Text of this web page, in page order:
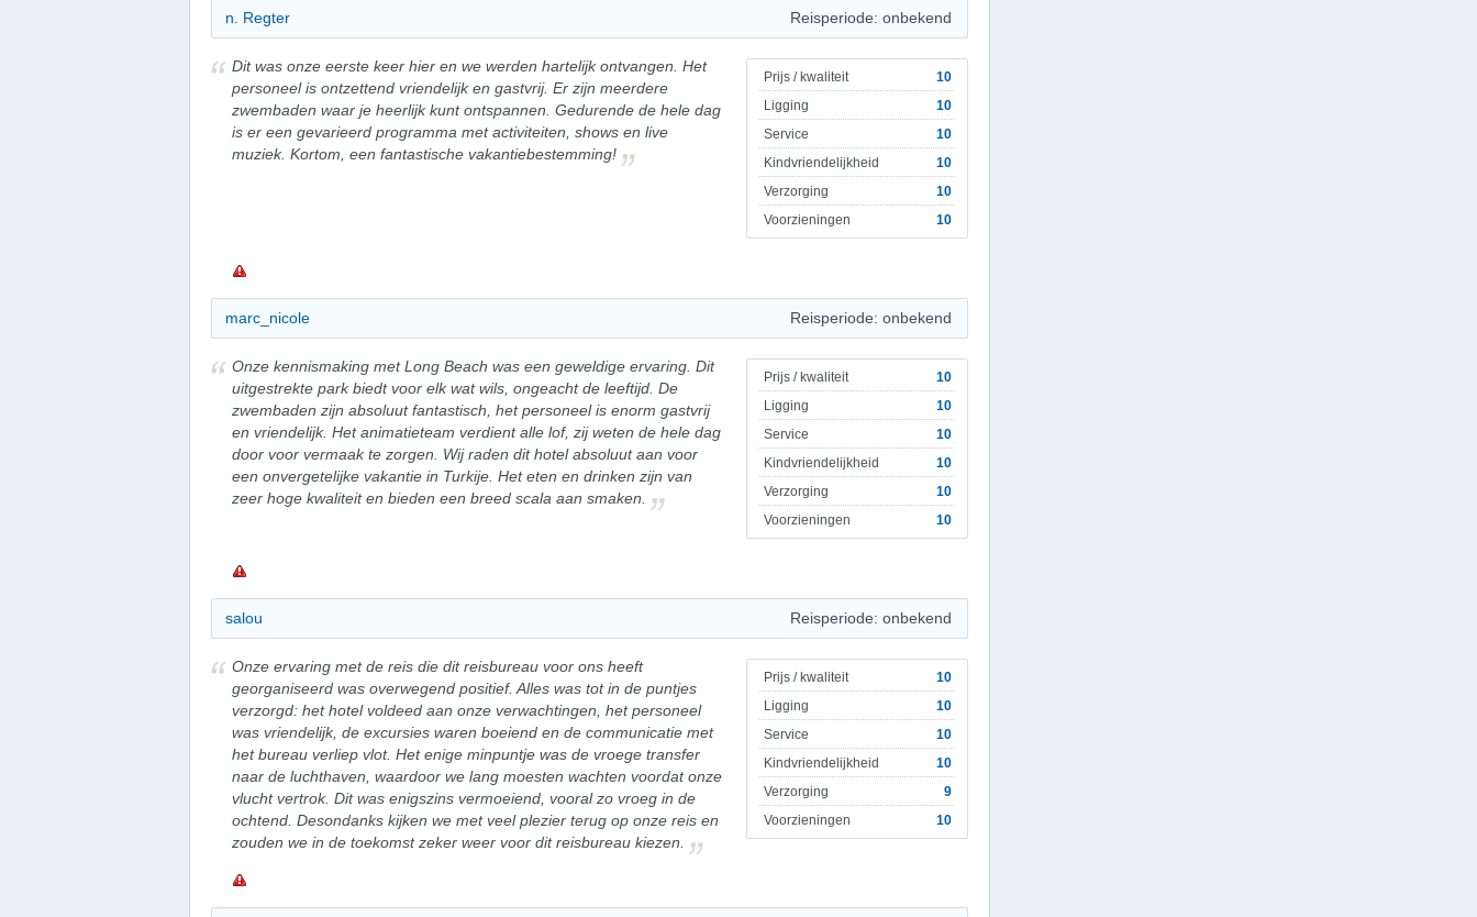
n. Regter Reisperiode: onbekend
Prijs / kwaliteit
10
Ligging
10
Service
10
Kindvriendelijkheid
10
Verzorging
10
Voorzieningen
10
Dit was onze eerste keer hier en we werden hartelijk ontvangen. Het
personeel is ontzettend vriendelijk en gastvrij. Er zijn meerdere
zwembaden waar je heerlijk kunt ontspannen. Gedurende de hele dag
is er een gevarieerd programma met activiteiten, shows en live
muziek. Kortom, een fantastische vakantiebestemming!
marc_nicole Reisperiode: onbekend
Prijs / kwaliteit
10
Ligging
10
Service
10
Kindvriendelijkheid
10
Verzorging
10
Voorzieningen
10
Onze kennismaking met Long Beach was een geweldige ervaring. Dit
uitgestrekte park biedt voor elk wat wils, ongeacht de leeftijd. De
zwembaden zijn absoluut fantastisch, het personeel is enorm gastvrij
en vriendelijk. Het animatieteam verdient alle lof, zij weten de hele dag
door voor vermaak te zorgen. Wij raden dit hotel absoluut aan voor
een onvergetelijke vakantie in Turkije. Het eten en drinken zijn van
zeer hoge kwaliteit en bieden een breed scala aan smaken.
salou Reisperiode: onbekend
Prijs / kwaliteit
10
Ligging
10
Service
10
Kindvriendelijkheid
10
Verzorging
9
Voorzieningen
10
Onze ervaring met de reis die dit reisbureau voor ons heeft
georganiseerd was overwegend positief. Alles was tot in de puntjes
verzorgd: het hotel voldeed aan onze verwachtingen, het personeel
was vriendelijk, de excursies waren boeiend en de communicatie met
het bureau verliep vlot. Het enige minpuntje was de vroege transfer
naar de luchthaven, waardoor we lang moesten wachten voordat onze
vlucht vertrok. Dit was enigszins vermoeiend, vooral zo vroeg in de
ochtend. Desondanks kijken we met veel plezier terug op onze reis en
zouden we in de toekomst zeker weer voor dit reisbureau kiezen.